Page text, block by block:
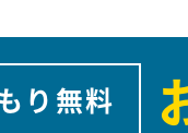
り無料